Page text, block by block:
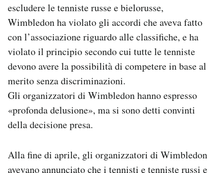
escludere le tenniste russe e bielorusse,
Wimbledon ha violato gli accordi che aveva fatto
con l’associazione riguardo alle classifiche, e ha
violato il principio secondo cui tutte le tenniste
devono avere la possibilità di competere in base al
merito senza discriminazioni.
Gli organizzatori di Wimbledon hanno espresso
«profonda delusione», ma si sono detti convinti
della decisione presa.
Alla fine di aprile, gli organizzatori di Wimbledon
avevano annunciatoche i tennisti e tenniste russi e